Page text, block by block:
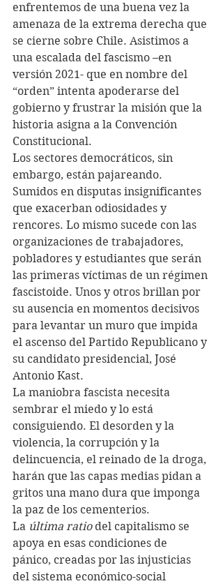
enfrentemos de una buena vez la
amenaza de la extrema derecha que
se cierne sobre Chile. Asistimos a
una escalada del fascismo –en
versión 2021- que en nombre del
“orden” intenta apoderarse del
gobierno y frustrar la misión que la
historia asigna a la Convención
Constitucional.
Los sectores democráticos, sin
embargo, están pajareando.
Sumidos en disputas insignificantes
que exacerban odiosidades y
rencores. Lo mismo sucede con las
organizaciones de trabajadores,
pobladores y estudiantes que serán
las primeras víctimas de un régimen
fascistoide. Unos y otros brillan por
su ausencia en momentos decisivos
para levantar un muro que impida
el ascenso del Partido Republicano y
su candidato presidencial, José
Antonio Kast.
La maniobra fascista necesita
sembrar el miedo y lo está
consiguiendo. El desorden y la
violencia, la corrupción y la
delincuencia, el reinado de la droga,
harán que las capas medias pidan a
gritos una mano dura que imponga
la paz de los cementerios.
La última ratio del capitalismo se
apoya en esas condiciones de
pánico, creadas por las injusticias
del sistema económico-social